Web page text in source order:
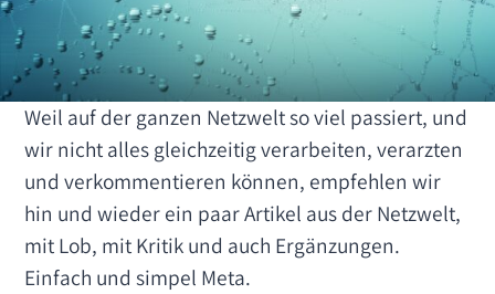
Weil auf der ganzen Netzwelt so viel passiert, und
wir nicht alles gleichzeitig verarbeiten, verarzten
und verkommentieren können, empfehlen wir
hin und wieder ein paar Artikel aus der Netzwelt,
mit Lob, mit Kritik und auch Ergänzungen.
Einfach und simpel Meta.